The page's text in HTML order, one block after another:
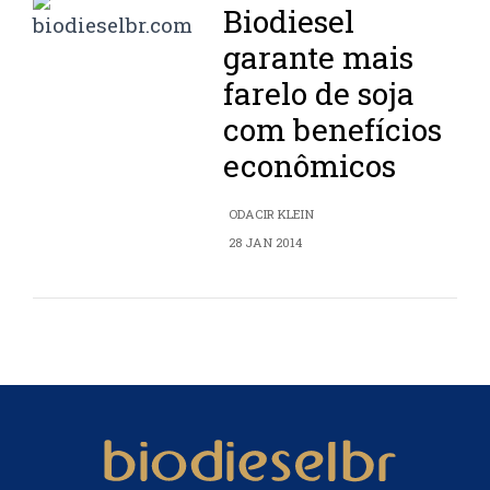
Biodiesel
garante mais
farelo de soja
com benefícios
econômicos
ODACIR KLEIN
28 JAN 2014